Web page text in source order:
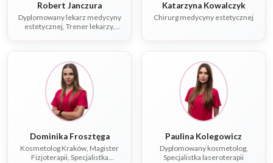
Robert Janczura
Dyplomowany lekarz medycyny
estetycznej, Trener lekarzy,
Katarzyna Kowalczyk
Chirurg medycyny estetycznej
Dominika Frosztęga
Kosmetolog Kraków, Magister
Fizjoterapii, Specjalistka
Paulina Kolegowicz
Dyplomowany kosmetolog,
Specjalistka laseroterapii